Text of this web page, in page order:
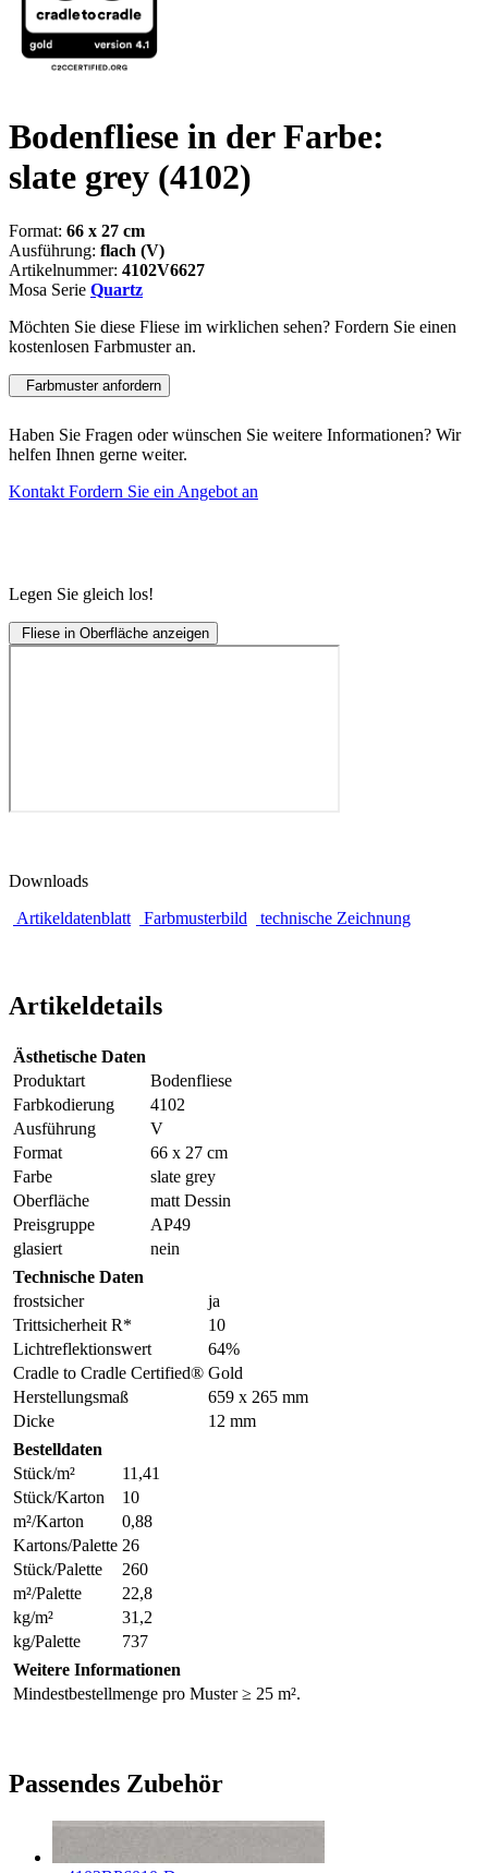
Bodenfliese in der Farbe:
slate grey (4102)
Format: 66 x 27 cm
Ausführung: flach (V)
Artikelnummer: 4102V6627
Mosa Serie Quartz
Möchten Sie diese Fliese im wirklichen sehen? Fordern Sie einen
kostenlosen Farbmuster an.
Farbmuster anfordern
Haben Sie Fragen oder wünschen Sie weitere Informationen? Wir
helfen Ihnen gerne weiter.
Kontakt Fordern Sie ein Angebot an
Legen Sie gleich los!
Fliese in Oberfläche anzeigen
Downloads
Artikeldatenblatt
Farbmusterbild technische Zeichnung
Artikeldetails
Ästhetische Daten
Produktart
Bodenfliese
Farbkodierung
4102
Ausführung
V
Format
66 x 27 cm
Farbe
slate grey
Oberfläche
matt Dessin
Preisgruppe
AP49
glasiert
nein
Technische Daten
frostsicher
ja
Trittsicherheit R*
10
Lichtreflektionswert
64%
Cradle to Cradle Certified® Gold
Herstellungsmaß
659 x 265 mm
Dicke
12 mm
Bestelldaten
Stück/m²
11,41
Stück/Karton
10
m²/Karton
0,88
Kartons/Palette 26
Stück/Palette
260
m²/Palette
22,8
kg/m²
31,2
kg/Palette
737
Weitere Informationen
Mindestbestellmenge pro Muster ≥ 25 m².
Passendes Zubehör